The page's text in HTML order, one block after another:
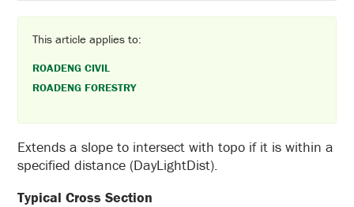
This article applies to:
ROADENG CIVIL
ROADENG FORESTRY
Extends a slope to intersect with topo if it is within a
specified distance (DayLightDist).
Typical Cross Section